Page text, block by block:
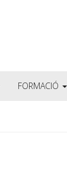
FORMACIÓ